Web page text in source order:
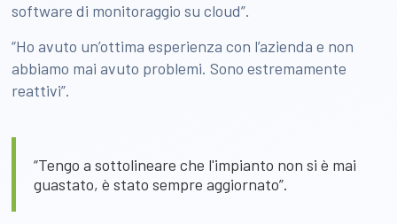
software di monitoraggio su cloud”.
“Ho avuto un’ottima esperienza con l’azienda e non
abbiamo mai avuto problemi. Sono estremamente
reattivi”.
“Tengo a sottolineare che l'impianto non si è mai
guastato, è stato sempre aggiornato”.